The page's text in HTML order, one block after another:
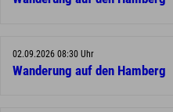
02.09.2026 08:30 Uhr
Wanderung auf den Hamberg